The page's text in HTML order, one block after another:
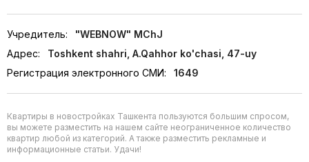
Учредитель:
"WEBNOW" MChJ
Адрес:
Toshkent shahri, A.Qahhor ko'chasi, 47-uy
Регистрация электронного СМИ:
1649
Квартиры в новостройках Ташкента пользуются большим спросом,
вы можете разместить на нашем сайте неограниченное количество
квартир любой из категорий. А также разместить рекламные и
информационные статьи. Удачи!